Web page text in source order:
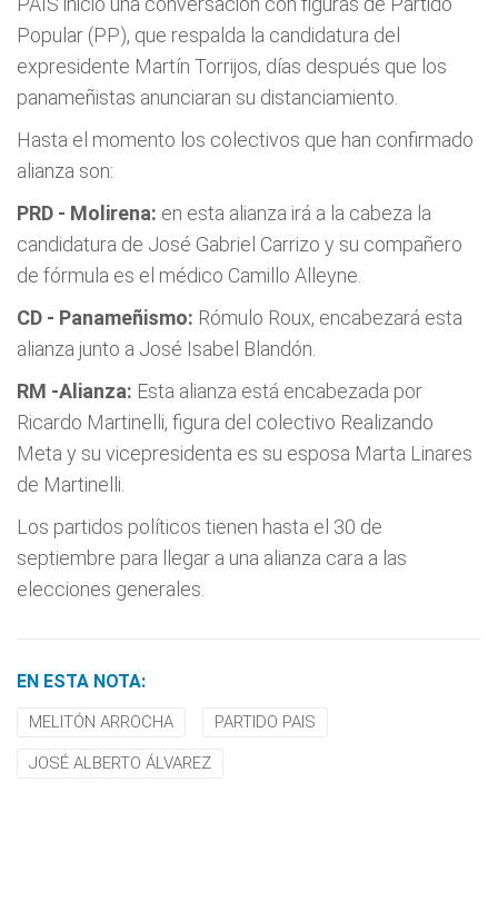
Popular (PP), que respalda la candidatura del
expresidente Martín Torrijos, días después que los
panameñistas anunciaran su distanciamiento.
Hasta el momento los colectivos que han confirmado
alianza son:
PRD - Molirena: en esta alianza irá a la cabeza la
candidatura de José Gabriel Carrizo y su compañero
de fórmula es el médico Camillo Alleyne.
CD - Panameñismo: Rómulo Roux, encabezará esta
alianza junto a José Isabel Blandón.
RM -Alianza: Esta alianza está encabezada por
Ricardo Martinelli, figura del colectivo Realizando
Meta y su vicepresidenta es su esposa Marta Linares
de Martinelli.
Los partidos políticos tienen hasta el 30 de
septiembre para llegar a una alianza cara a las
elecciones generales.
EN ESTA NOTA:
MELITÓN ARROCHA PARTIDO PAIS
JOSÉ ALBERTO ÁLVAREZ